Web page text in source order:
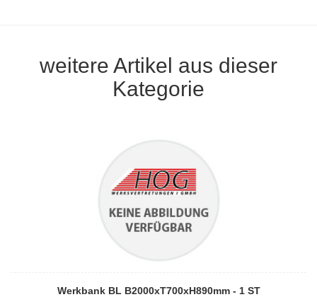
weitere Artikel aus dieser
Kategorie
Werkbank BL B2000xT700xH890mm - 1 ST